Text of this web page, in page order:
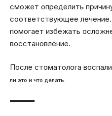
сможет определить
соответствующее
помогает избежать
восстановление.
После стоматолога
ли это и что делать.